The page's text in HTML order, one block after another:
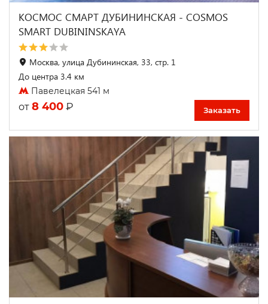
КОСМОС СМАРТ ДУБИНИНСКАЯ - COSMOS
SMART DUBININSKAYA
Москва, улица Дубининская, 33, стр. 1
До центра 3.4 км
Павелецкая 541 м
от 8 400 ₽ Заказать